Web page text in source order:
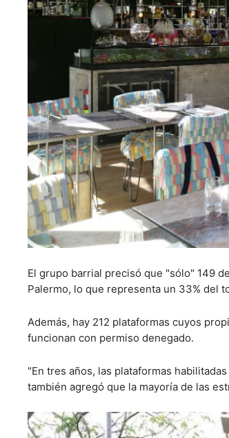
El grupo barrial precisó que "sólo" 149
Palermo, lo que representa un 33% del
Además, hay 212 plataformas cuyos
funcionan con permiso denegado.
"En tres años, las plataformas
también agregó que la mayoría de las